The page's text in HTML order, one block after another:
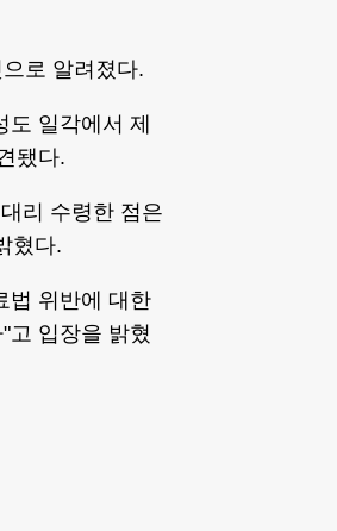
로 알려졌다.
도 일각에서 제
됐다.
리 수령한 점은
혔다.
법 위반에 대한
고 입장을 밝혔